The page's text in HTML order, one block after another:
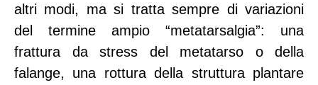
altri modi, ma si tratta sempre di variazioni
del termine ampio “metatarsalgia”: una
frattura da stress del metatarso o della
falange, una rottura della struttura plantare